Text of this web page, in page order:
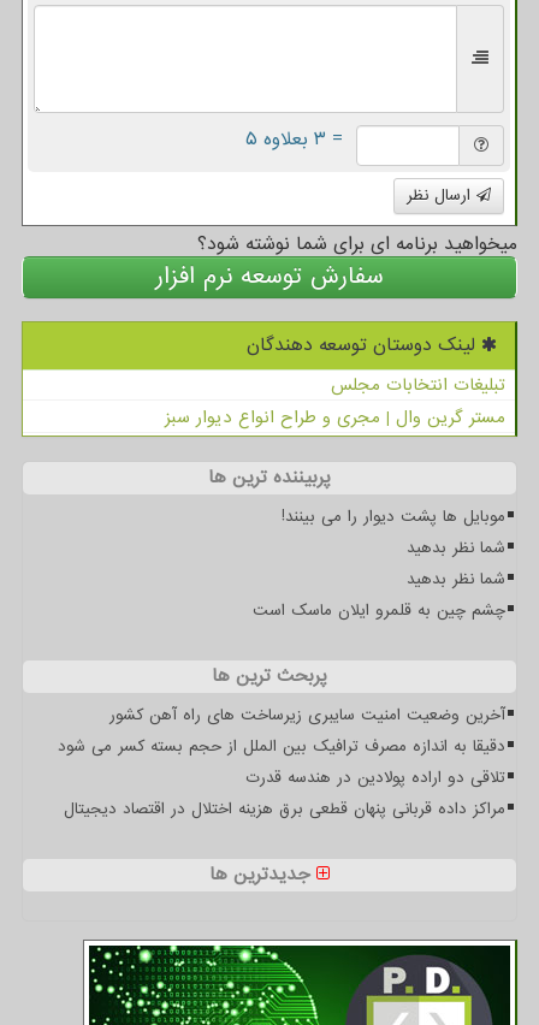
= ۳ بعلاوه ۵
ارسال نظر
میخواهید برنامه ای برای شما نوشته شود؟
سفارش توسعه نرم افزار
لینک دوستان توسعه دهندگان
تبلیغات انتخابات مجلس
مستر گرین وال | مجری و طراح انواع دیوار سبز
پربیننده ترین ها
موبایل ها پشت دیوار را می بینند!
شما نظر بدهید
شما نظر بدهید
چشم چین به قلمرو ایلان ماسک است
پربحث ترین ها
آخرین وضعیت امنیت سایبری زیرساخت های راه آهن کشور
دقیقا به اندازه مصرف ترافیک بین الملل از حجم بسته کسر می شود
تلاقی دو اراده پولادین در هندسه قدرت
مراکز داده قربانی پنهان قطعی برق هزینه اختلال در اقتصاد دیجیتال
جدیدترین ها